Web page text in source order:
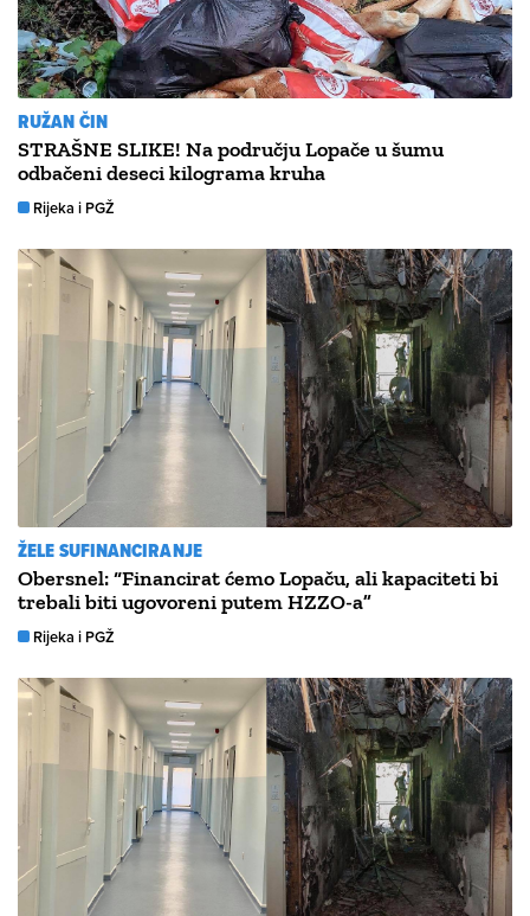
RUŽAN ČIN
STRAŠNE SLIKE! Na području Lopače u šumu
odbačeni deseci kilograma kruha
Rijeka i PGŽ
ŽELE SUFINANCIRANJE
Obersnel: “Financirat ćemo Lopaču, ali kapaciteti bi
trebali biti ugovoreni putem HZZO-a”
Rijeka i PGŽ